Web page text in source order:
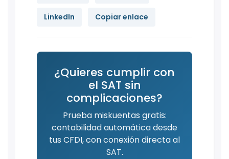
LinkedIn Copiar enlace
¿Quieres cumplir con
el SAT sin
complicaciones?
Prueba miskuentas gratis:
contabilidad automática desde
tus CFDI, con conexión directa al
SAT.